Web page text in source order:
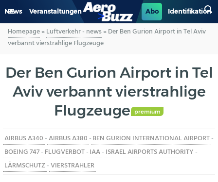
News Veranstaltungen Abo Identifikation
GENERAL AVIATION
LUFTVERKEHR
INDUSTRIE
HELIKOPTER
Homepage»Luftverkehr - news»Der Ben Gurion Airport in Tel Aviv
verbannt vierstrahlige Flugzeuge
Der Ben Gurion Airport in Tel
Aviv verbannt vierstrahlige
Flugzeuge
premium
AIRBUS A340 -AIRBUS A380 -BEN GURION INTERNATIONAL AIRPORT-
BOEING 747- FLUGVERBOT-IAA- ISRAEL AIRPORTS AUTHORITY -
LÄRMSCHUTZ-VIERSTRAHLER